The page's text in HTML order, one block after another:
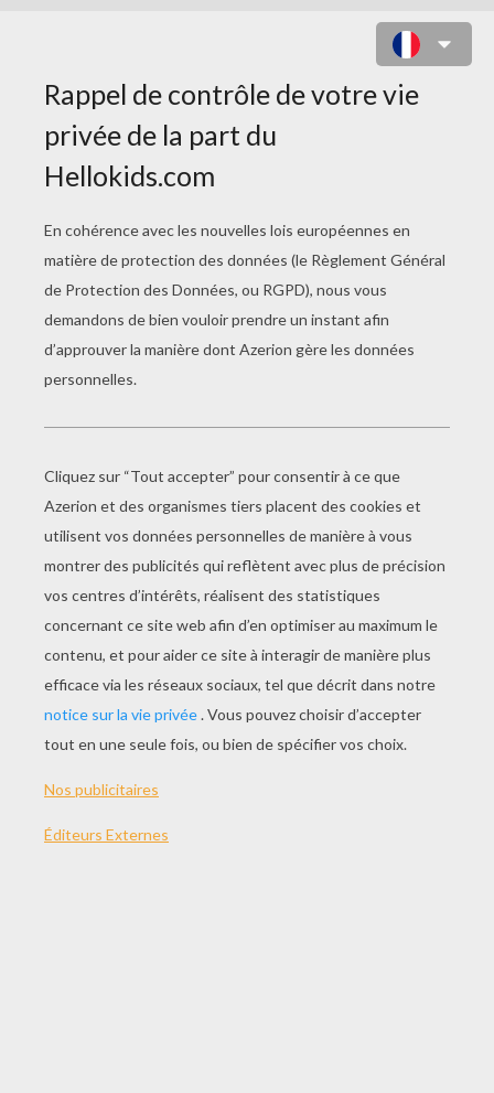
STAR WARS